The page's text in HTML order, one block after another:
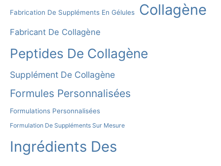
A
T
V
E
:
Fabrication De Suppléments En Gélules Collagène
Fabricant De Collagène
Peptides De Collagène
Supplément De Collagène
Formules Personnalisées
Formulations Personnalisées
Formulation De Suppléments Sur Mesure
Ingrédients Des